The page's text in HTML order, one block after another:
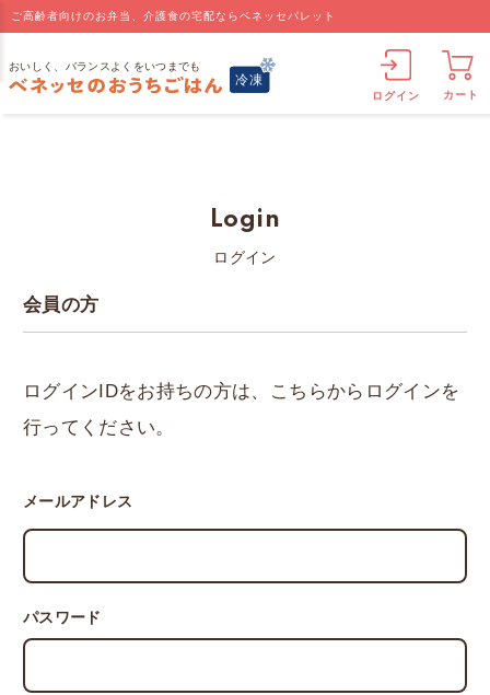
ご高齢者向けのお弁当、介護食の宅配ならベネッセパレット
ログイン カート
Login
ログイン
会員の方
ログインIDをお持ちの方は、こちらからログインを
行ってください。
メールアドレス
パスワード